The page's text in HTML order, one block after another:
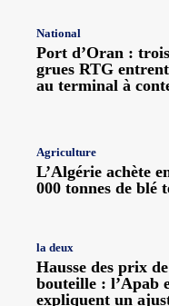
National
Port d’Oran :
grues RTG
au terminal à
Agriculture
L’Algérie achète
000 tonnes de blé
la deux
Hausse des prix
bouteille : l’Apab
expliquent un